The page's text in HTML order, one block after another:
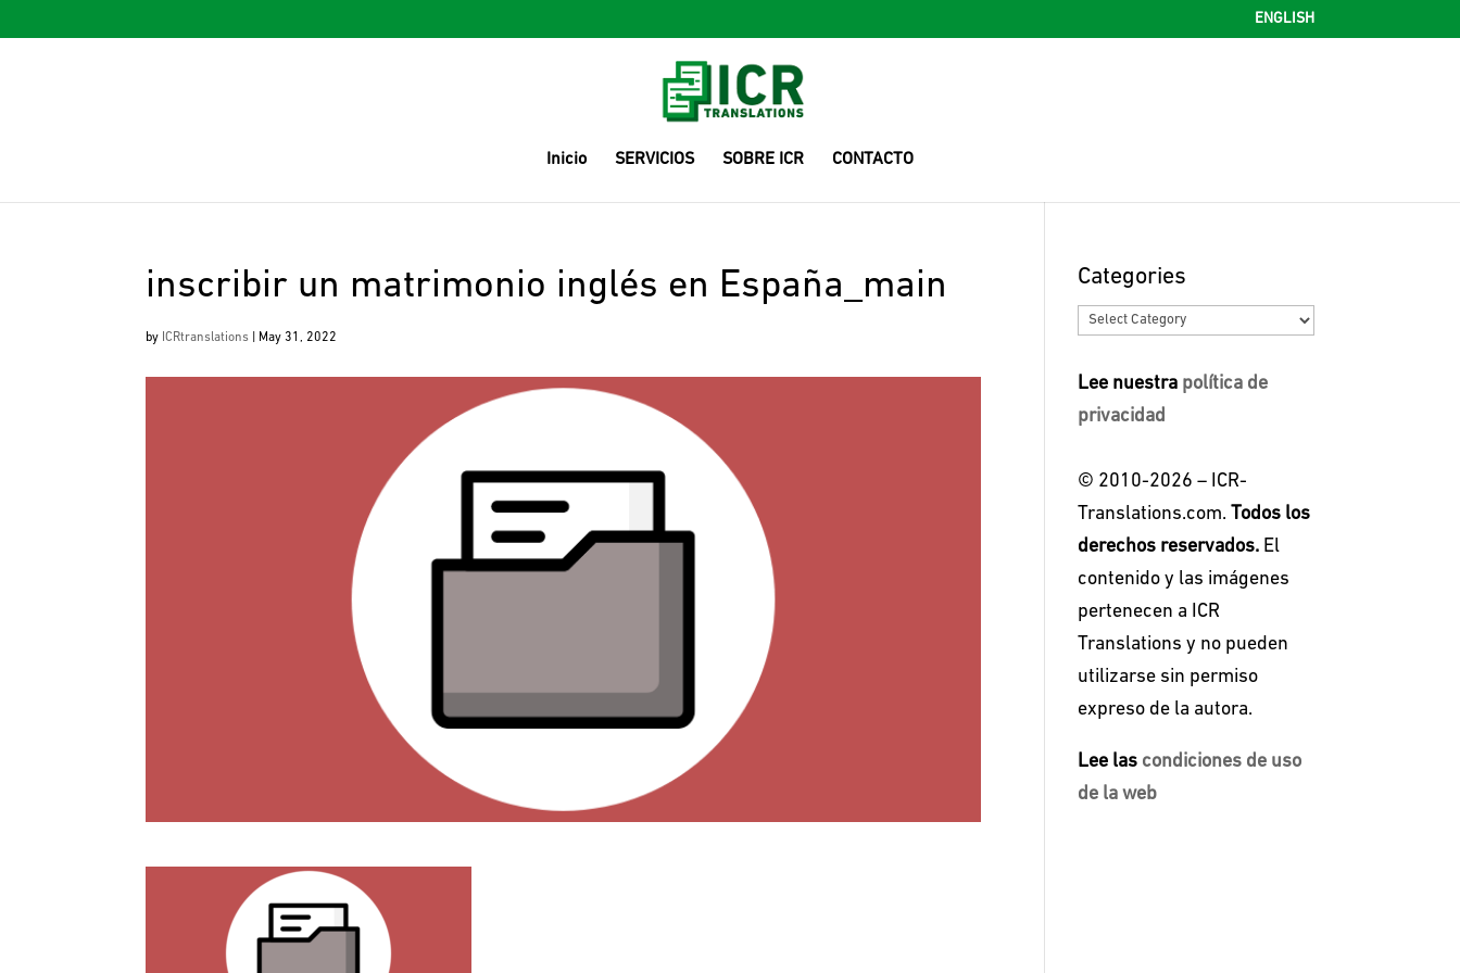
ENGLISH
Inicio SERVICIOS SOBRE ICR CONTACTO
inscribir un matrimonio inglés en España_main
by ICRtranslations May 31, 2022
Categories
Categories
Lee nuestra política de
privacidad
© 2010-2026 – ICR-
Translations.com.Todos los
derechos reservados. El
contenido y las imágenes
pertenecen a ICR
Translations y no pueden
utilizarse sin permiso
expreso de la autora.
Lee las condiciones de uso
de la web